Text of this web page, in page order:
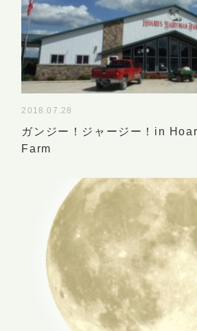
2018.07.28
ガンジー！ジャージー！in
Farm